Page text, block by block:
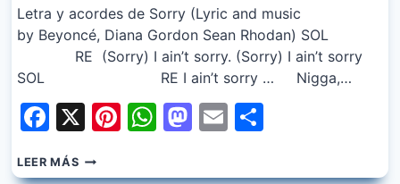
Letra y acordes de Sorry (Lyric and music
by Beyoncé, Diana Gordon Sean Rhodan) SOL
RE (Sorry) I ain’t sorry. (Sorry) I ain’t sorry
SOL RE I ain’t sorry … Nigga,…
Facebook
X Pinterest
WhatsApp
Mastodon
Email
LEER MÁSBEYONCE
–